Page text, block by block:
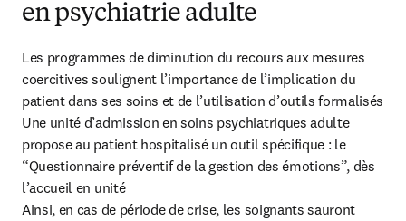
en psychiatrie adulte
Les programmes de diminution du recours aux mesures
coercitives soulignent l’importance de l’implication du
patient dans ses soins et de l’utilisation d’outils formalisés
Une unité d’admission en soins psychiatriques adulte
propose au patient hospitalisé un outil spécifique : le
“Questionnaire préventif de la gestion des émotions”, dès
l’accueil en unité
Ainsi, en cas de période de crise, les soignants sauront